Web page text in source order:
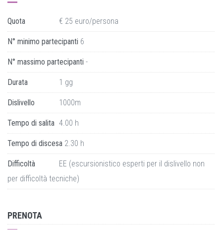
Quota € 25 euro/persona
N° minimo partecipanti 6
N° massimo partecipanti -
Durata 1 gg
Dislivello 1000m
Tempo di salita 4.00 h
Tempo di discesa 2.30 h
Difficoltà
EE (escursionistico esperti per il dislivello non
per difficoltà tecniche)
PRENOTA